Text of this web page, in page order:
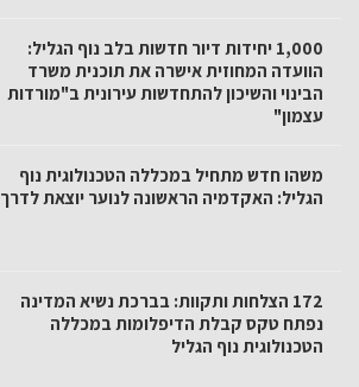
1,000 יחידות דיור חדשות בלב נוף הגליל:
הוועדה המחוזית אישרה את תוכנית משרד
הבינוי והשיכון להתחדשות עירונית ב"מורדות
עצמון"
משהו חדש מתחיל במכללה הטכנולוגית נוף
הגליל: האקדמיה הראשונה לנוער יוצאת לדרך
172 הצלחות ותקוות: בברכת נשיא המדינה
נפתח טקס קבלת הדיפלומות במכללה
הטכנולוגית נוף הגליל